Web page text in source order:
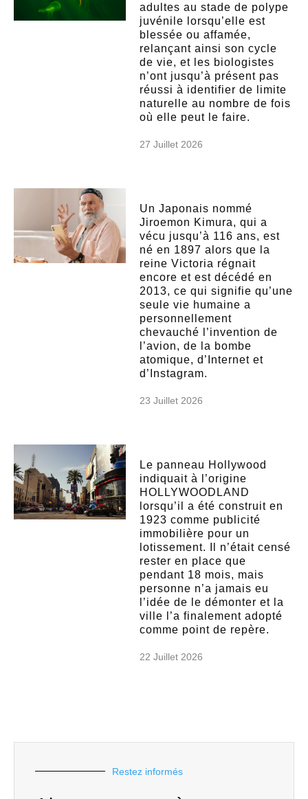
adultes au stade de polype
juvénile lorsqu’elle est
blessée ou affamée,
relançant ainsi son cycle
de vie, et les biologistes
n’ont jusqu’à présent pas
réussi à identifier de limite
naturelle au nombre de fois
où elle peut le faire.
27 Juillet 2026
Un Japonais nommé
Jiroemon Kimura, qui a
vécu jusqu’à 116 ans, est
né en 1897 alors que la
reine Victoria régnait
encore et est décédé en
2013, ce qui signifie qu’une
seule vie humaine a
personnellement
chevauché l’invention de
l’avion, de la bombe
atomique, d’Internet et
d’Instagram.
23 Juillet 2026
Le panneau Hollywood
indiquait à l’origine
HOLLYWOODLAND
lorsqu’il a été construit en
1923 comme publicité
immobilière pour un
lotissement. Il n’était censé
rester en place que
pendant 18 mois, mais
personne n’a jamais eu
l’idée de le démonter et la
ville l’a finalement adopté
comme point de repère.
22 Juillet 2026
Restez informés